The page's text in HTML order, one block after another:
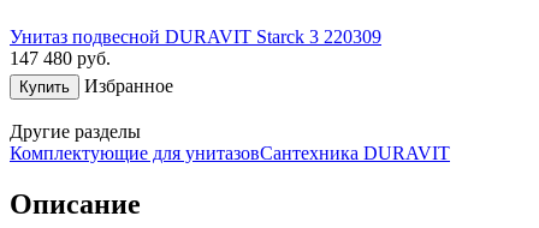
Унитаз подвесной DURAVIT Starck 3 220309
147 480 руб.
Купить Избранное
Другие разделы
Комплектующие для унитазовСантехника DURAVIT
Описание